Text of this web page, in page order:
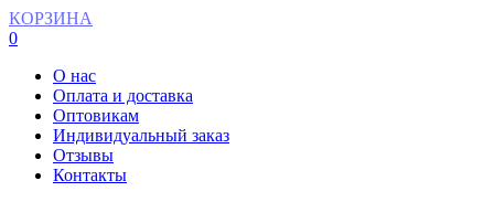
КОРЗИНА
0
О нас
Оплата и доставка
Оптовикам
Индивидуальный заказ
Отзывы
Контакты